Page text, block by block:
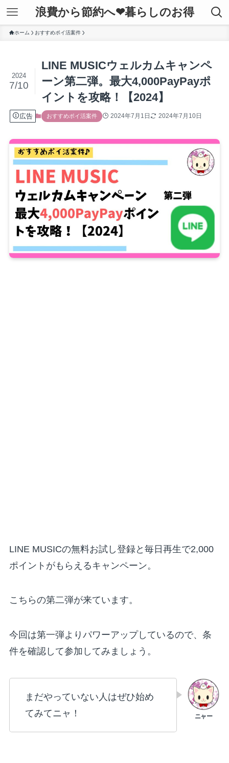
浪費から節約へ❤暮らしのお得
ホーム おすすめポイ活案件
LINE MUSICウェルカムキャンペ
ーン第二弾。最大4,000PayPayポ
イントを攻略！【2024】
2024
7/10
広告 おすすめポイ活案件 2024年7月1日 2024年7月10日
LINE MUSICの無料お試し登録と毎日再生で2,000
ポイントがもらえるキャンペーン。
こちらの第二弾が来ています。
今回は第一弾よりパワーアップしているので、条
件を確認して参加してみましょう。
まだやっていない人はぜひ始め
てみてニャ！